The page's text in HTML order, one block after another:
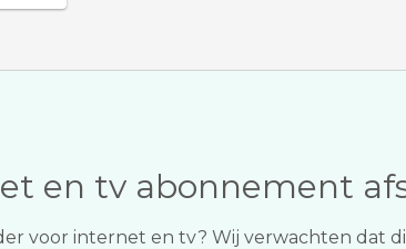
en tv abonnement
voor internet en tv? Wij verwachten dat